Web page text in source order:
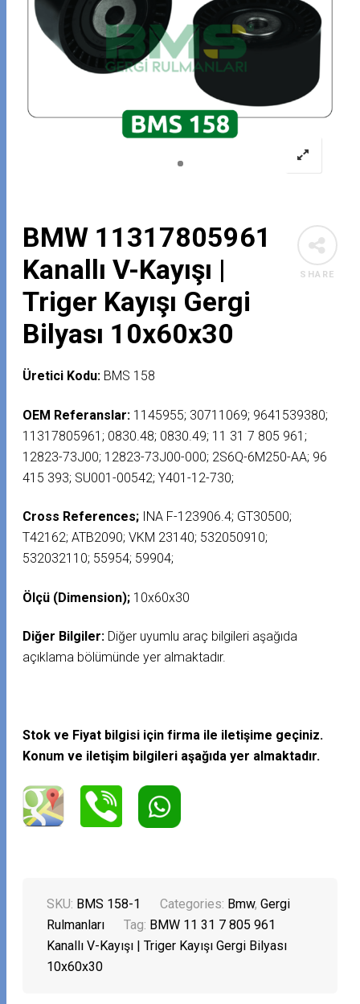
SHARE
BMW 11317805961
Kanallı V-Kayışı |
Triger Kayışı Gergi
Bilyası 10x60x30
Üretici Kodu: BMS 158
OEM Referanslar: 1145955; 30711069; 9641539380;
11317805961; 0830.48; 0830.49; 11 31 7 805 961;
12823-73J00; 12823-73J00-000; 2S6Q-6M250-AA; 96
415 393; SU001-00542; Y401-12-730;
Cross References; INA F-123906.4; GT30500;
T42162; ATB2090; VKM 23140; 532050910;
532032110; 55954; 59904;
Ölçü (Dimension); 10x60x30
Diğer Bilgiler: Diğer uyumlu araç bilgileri aşağıda
açıklama bölümünde yer almaktadır.
Stok ve Fiyat bilgisi için firma ile iletişime geçiniz.
Konum ve iletişim bilgileri aşağıda yer almaktadır.
SKU: BMS 158-1 Categories: Bmw,Gergi
Rulmanları
Tag: BMW 11 31 7 805 961
Kanallı V-Kayışı | Triger Kayışı Gergi Bilyası
10x60x30